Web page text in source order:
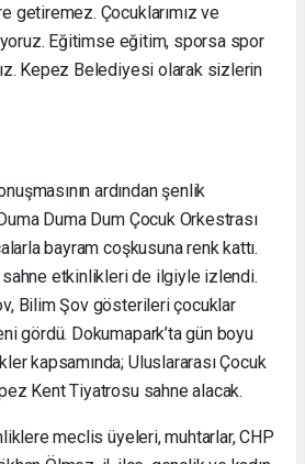
getiremez. Çocuklarımız ve
Eğitimse eğitim, sporsa spor
Kepez Belediyesi olarak sizlerin
ardından şenlik
Duma Dum Çocuk Orkestrası
bayram coşkusuna renk kattı.
etkinlikleri de ilgiyle izlendi.
Bilim Şov gösterileri çocuklar
gördü. Dokumapark’ta gün boyu
kapsamında; Uluslararası Çocuk
Kent Tiyatrosu sahne alacak.
meclis üyeleri, muhtarlar, CHP